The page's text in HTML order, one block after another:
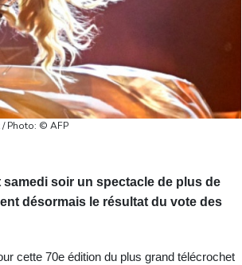
Photo: © AFP
soir un spectacle de plus de
désormais le résultat du vote des
cette 70e édition du plus grand télécrochet